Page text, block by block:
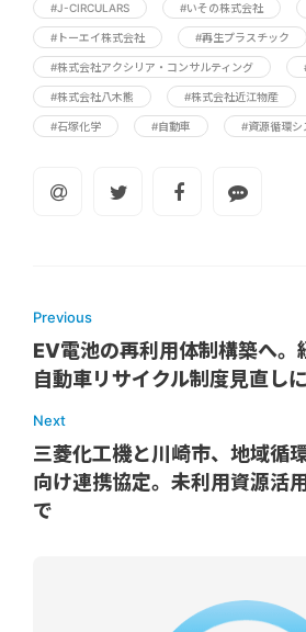
#J-CIRCULARS #いその株式会社
#トーエイ株式会社 #再生プラスチック
#株式会社アクシリア・コンサルティング
#株式会社八木熊 #株式会社近江物産
#石塚化学 #自動車 #資源循環シ
Previous
EV電池の再利用体制構築へ。
自動車リサイクル制度見直し
Next
三菱化工機と川崎市、地域循
向け連携協定。未利用資源活
で